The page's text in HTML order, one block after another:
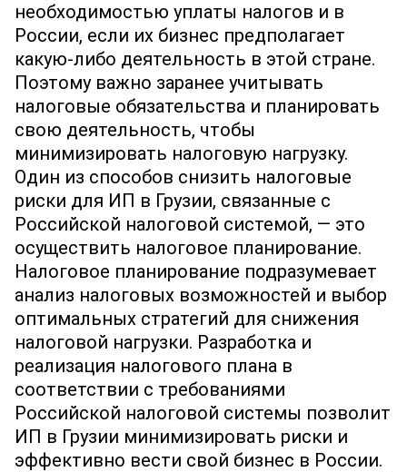
необходимостью уплаты налогов и в
России, если их бизнес предполагает
какую-либо деятельность в этой стране.
Поэтому важно заранее учитывать
налоговые обязательства и планировать
свою деятельность, чтобы
минимизировать налоговую нагрузку.
Один из способов снизить налоговые
риски для ИП в Грузии, связанные с
Российской налоговой системой, — это
осуществить налоговое планирование.
Налоговое планирование подразумевает
анализ налоговых возможностей и выбор
оптимальных стратегий для снижения
налоговой нагрузки. Разработка и
реализация налогового плана в
соответствии с требованиями
Российской налоговой системы позволит
ИП в Грузии минимизировать риски и
эффективно вести свой бизнес в России.